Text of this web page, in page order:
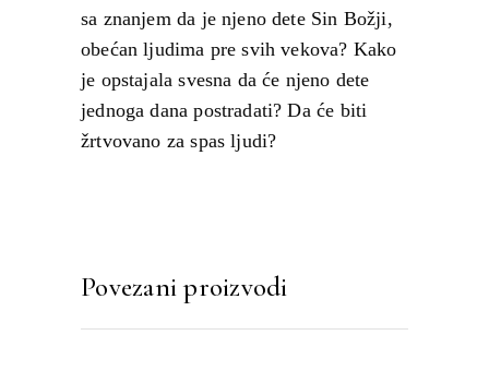
sa znanjem da je njeno dete Sin Božji,
obećan ljudima pre svih vekova? Kako
je opstajala svesna da će njeno dete
jednoga dana postradati? Da će biti
žrtvovano za spas ljudi?
Povezani proizvodi